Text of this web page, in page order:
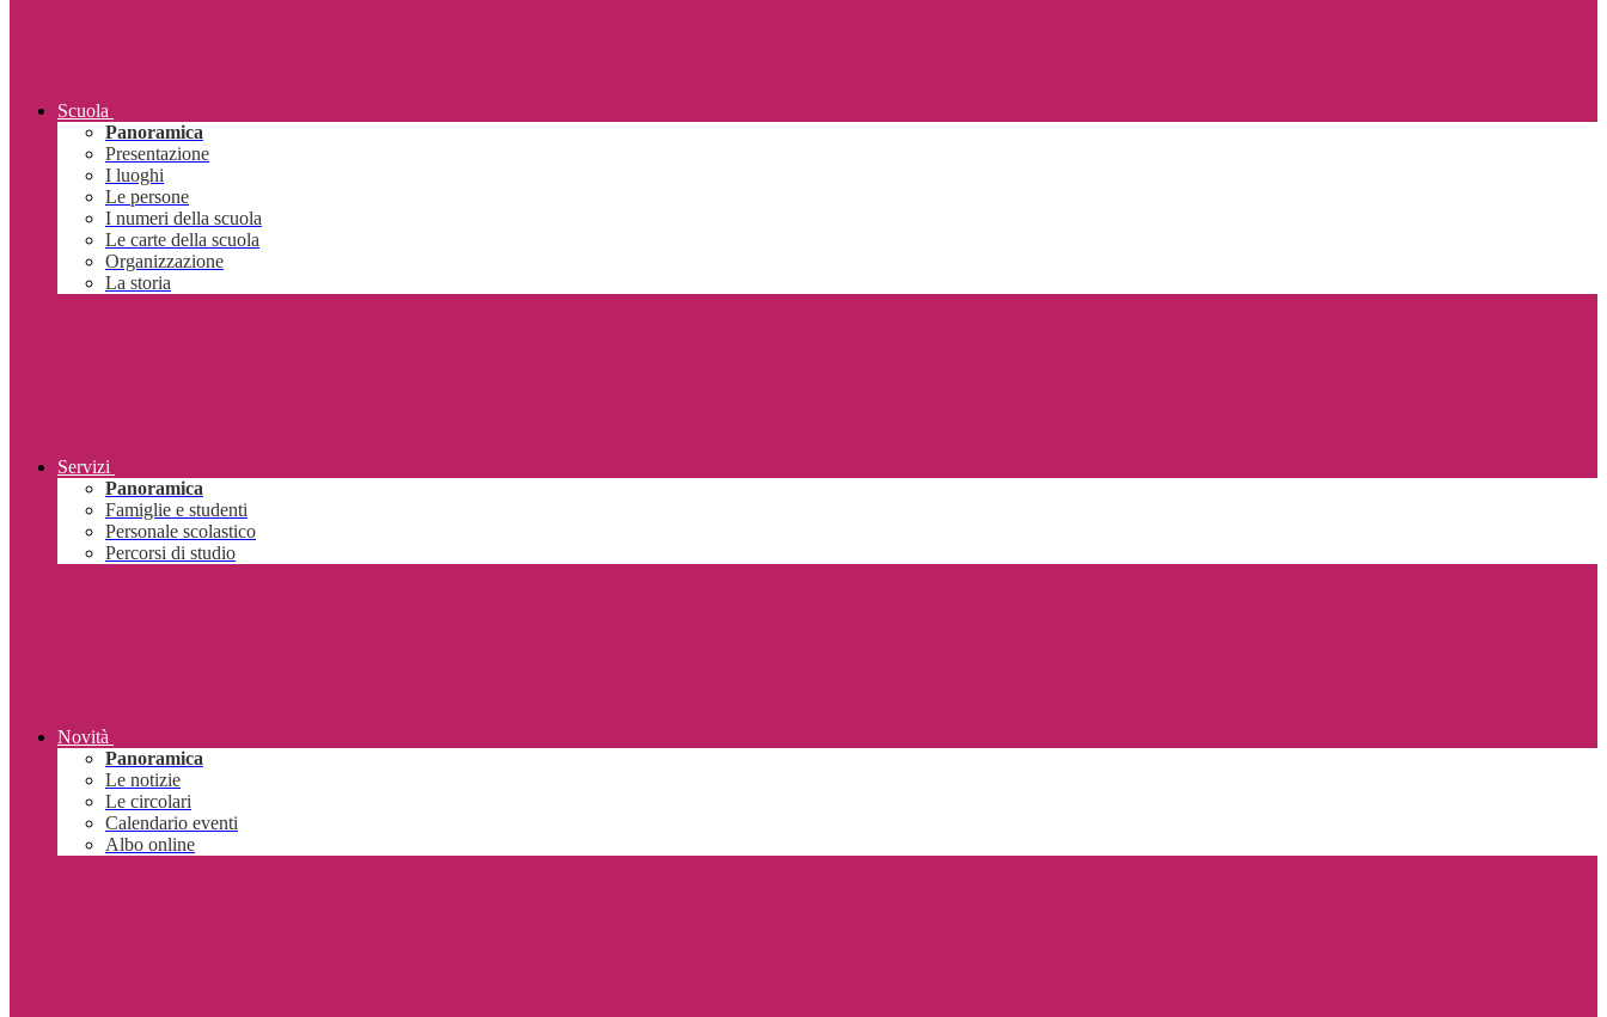
Scuola
Panoramica
Presentazione
I luoghi
Le persone
I numeri della scuola
Le carte della scuola
Organizzazione
La storia
Servizi
Panoramica
Famiglie e studenti
Personale scolastico
Percorsi di studio
Novità
Panoramica
Le notizie
Le circolari
Calendario eventi
Albo online